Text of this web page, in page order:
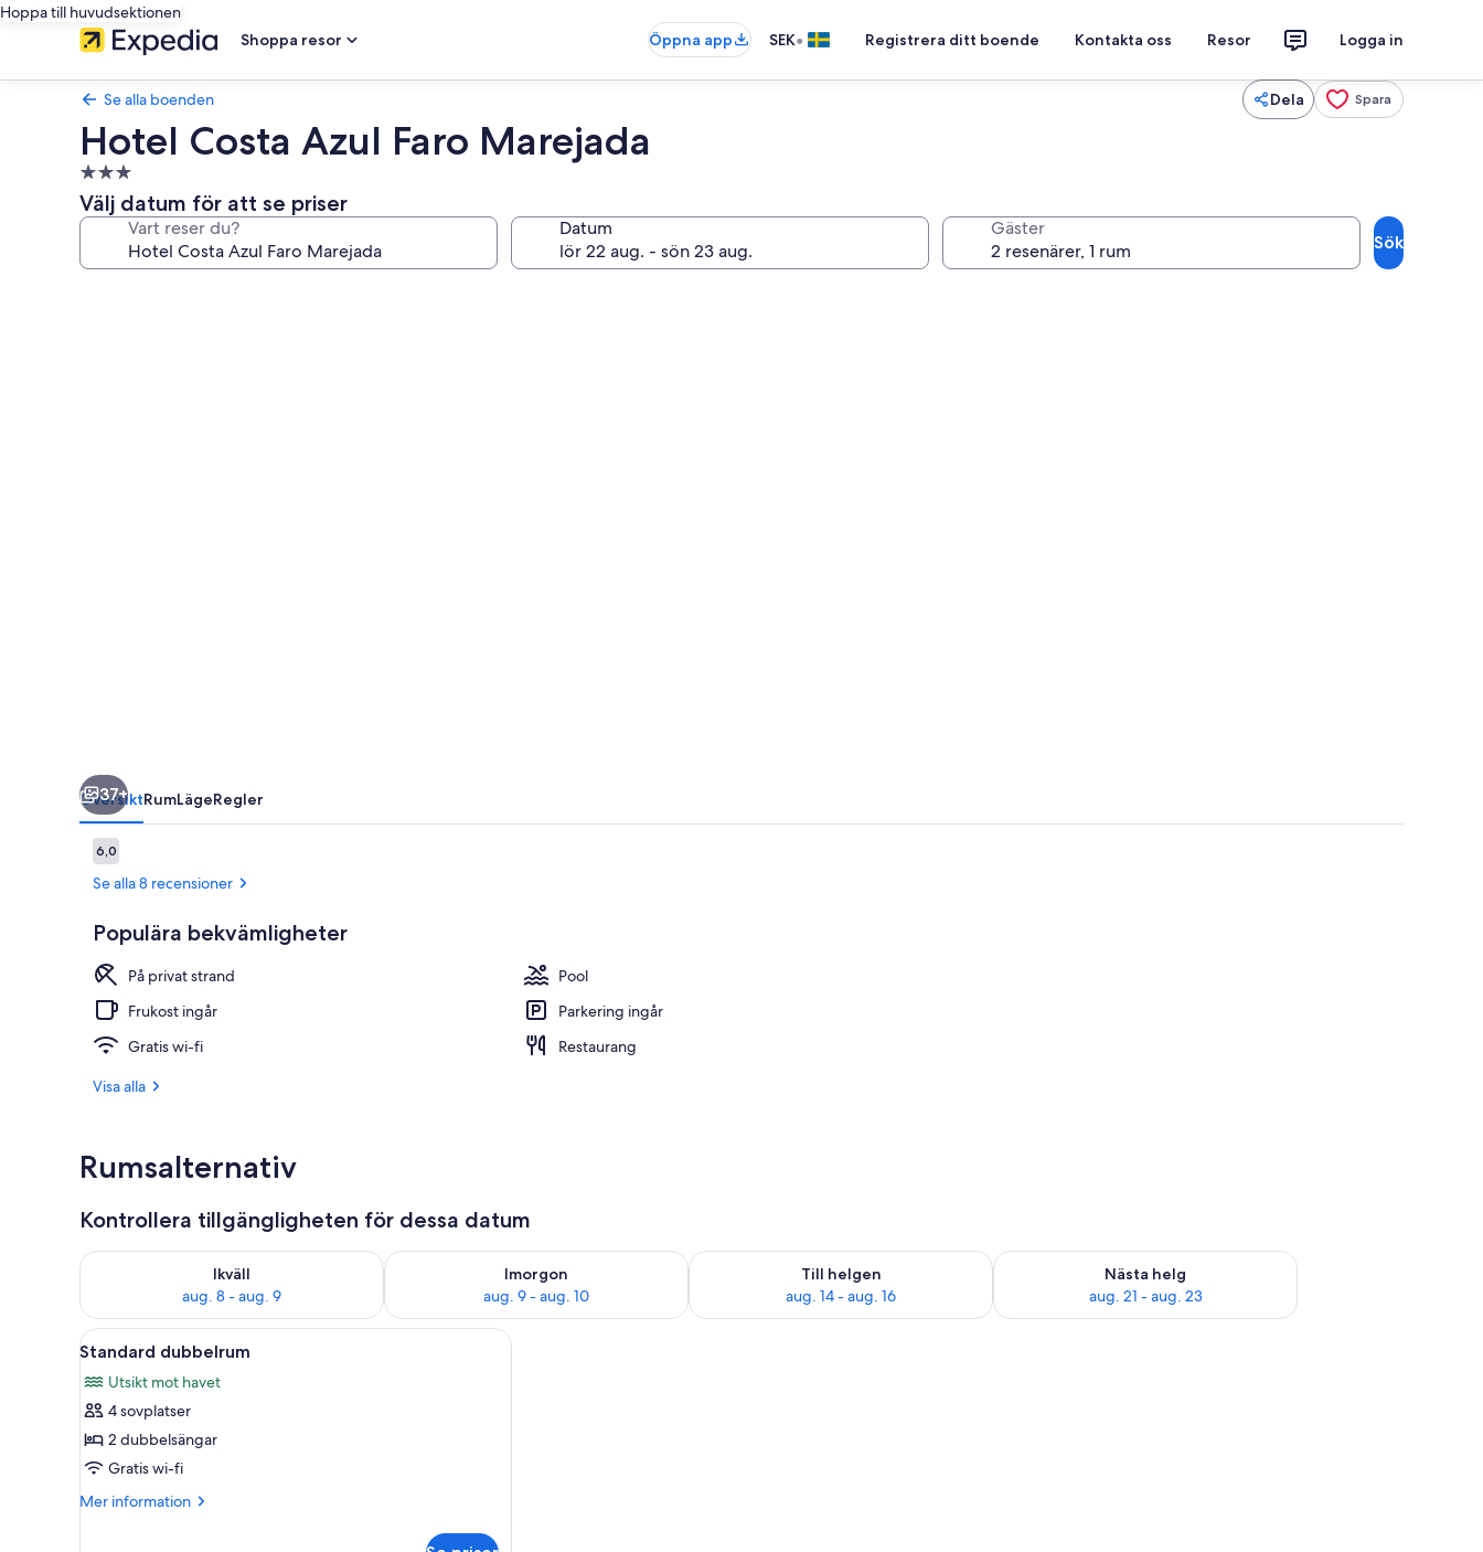
Hoppa till huvudsektionen
Shoppa resor
Öppna app SEK• Registrera ditt boende Kontakta oss Resor Logga in
Se alla boenden Dela Spara
Hotel Costa Azul Faro Marejada
3.0-
stjärnigt
boende
Välj datum för att se priser
Vart reser du? Datum Gäster
Sök
37+
ÖversiktRumLägeRegler
Recensioner
6,06,0 av 10,
Se alla 8 recensioner
Populära bekvämligheter
På privat strand
Pool
Frukost ingår
Parkering ingår
Gratis wi-fi
Restaurang
Visa alla
Rumsalternativ
Kontrollera tillgängligheten för dessa datum
Ikväll
aug. 8 - aug. 9
Kontrollera tillgängligheten för ikväll aug. 8 - aug. 9
Imorgon
aug. 9 - aug. 10
Kontrollera tillgängligheten för imorgon aug. 9 - aug. 10
Till helgen
aug. 14 - aug. 16
Kontrollera tillgängligheten för den här helgen aug. 14 - aug. 16
Nästa helg
aug. 21 - aug. 23
Kontrollera tillgängligheten för nästa helg aug. 21 - aug. 23
Öppna
alla
foton
för
Standard
dubbelrum
Ett rum med ett matbord, två stolar, ett litet bord och ett skåp.
4
Standard dubbelrum
Utsikt mot havet
4 sovplatser
2 dubbelsängar
Gratis wi-fi
Mer information
Mer